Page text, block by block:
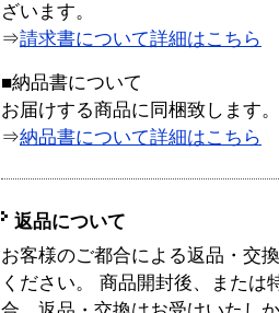
ざいます。
⇒請求書について詳細はこちら
■納品書について
お届けする商品に同梱致します。
⇒納品書について詳細はこちら
返品について
お客様のご都合による返品・交
ください。 商品開封後、または